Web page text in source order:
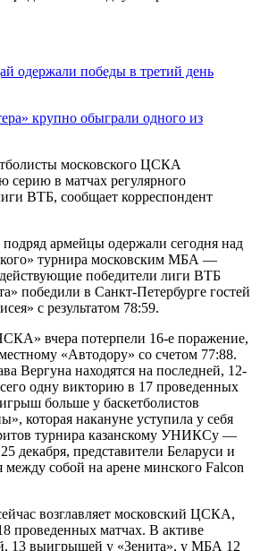
одержали победы в третий день
крупно обыграли одного из
московского ЦСКА
серию в матчах регулярного
ВТБ, сообщает корреспондент
армейцы одержали сегодня над
турнира московским МБА —
победители лиги ВТБ
победили в Санкт-Петербурге гостей
с результатом 78:59.
вчера потерпели 16-е поражение,
«Автодору» со счетом 77:88.
Вергуна находятся на последней, 12-
одну викторию в 17 проведенных
больше у баскетболистов
которая накануне уступила у себя
турнира казанскому УНИКСу —
декабря, представители Беларуси и
между собой на арене минского Falcon
возглавляет московский ЦСКА,
проведенных матчах. В активе
13 выигрышей у «Зенита», у МБА 12